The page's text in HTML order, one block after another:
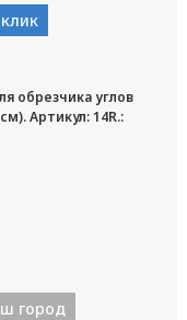
обрезчика углов
Артикул: 14R.:
город